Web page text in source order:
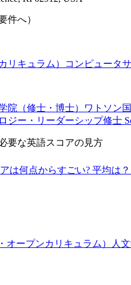
件へ）
リキュラム） コンピュータ
院（修士・博士） ワトソン
ジー・リーダーシップ修士
要な英語スコアの見方
は何点からすごい? 平均は
オープンカリキュラム） 人